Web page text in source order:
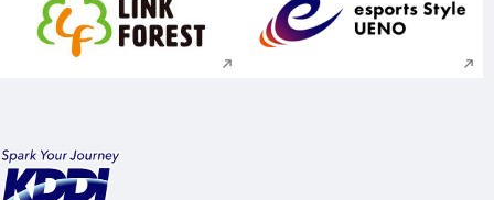
新規ウィンドウで開く 新規ウィンドウで